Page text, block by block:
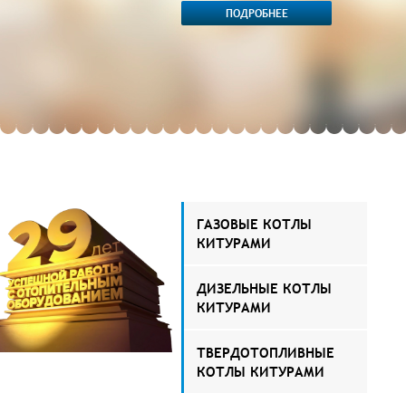
ПОДРОБНЕЕ
ГАЗОВЫЕ КОТЛЫ
КИТУРАМИ
ДИЗЕЛЬНЫЕ КОТЛЫ
КИТУРАМИ
ТВЕРДОТОПЛИВНЫЕ
КОТЛЫ КИТУРАМИ